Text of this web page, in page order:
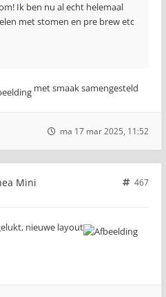
Ik ben nu al echt helemaal
met stomen en pre brew etc
met smaak samengesteld
ma 17 mar 2025, 11:52
Mini
467
nieuwe layout